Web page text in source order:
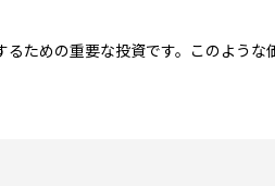
ための重要な投資です。このような